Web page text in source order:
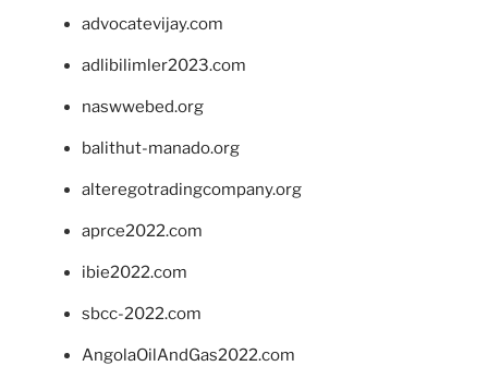
advocatevijay.com
adlibilimler2023.com
naswwebed.org
balithut-manado.org
alteregotradingcompany.org
aprce2022.com
ibie2022.com
sbcc-2022.com
AngolaOilAndGas2022.com